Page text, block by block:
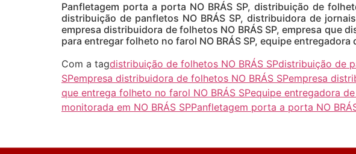
Panfletagem porta a porta NO BRÁS SP, distribuição de
distribuição de panfletos NO BRÁS SP, distribuidora de
empresa distribuidora de folhetos NO BRÁS SP, empresa que
para entregar folheto no farol NO BRÁS SP, equipe entregadora
Com a tagdistribuição de folhetos NO BRÁS SPdistribuição de
SPempresa distribuidora de folhetos NO BRÁS SPempresa
que entrega folheto no farol NO BRÁS SPequipe entregadora
monitorada em NO BRÁS SPPanfletagem porta a porta NO